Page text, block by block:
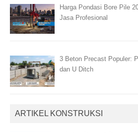
Harga Pondasi Bore Pile
Jasa Profesional
3 Beton Precast Populer:
dan U Ditch
ARTIKEL KONSTRUKSI